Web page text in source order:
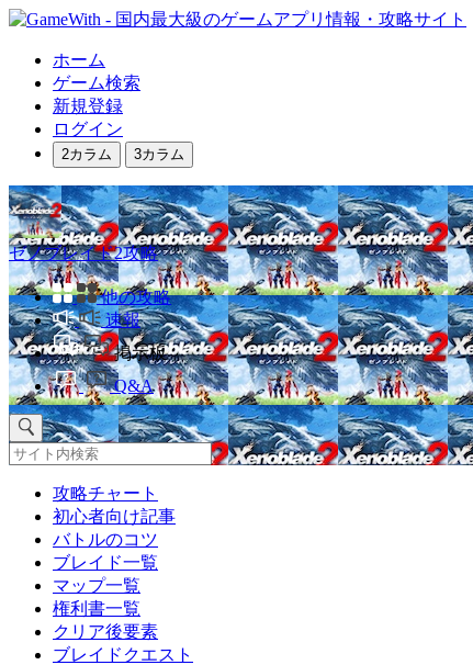
ホーム
ゲーム検索
新規登録
ログイン
2カラム 3カラム
ゼノブレイド2攻略
他の攻略
速報
掲示板
Q&A
攻略チャート
初心者向け記事
バトルのコツ
ブレイド一覧
マップ一覧
権利書一覧
クリア後要素
ブレイドクエスト